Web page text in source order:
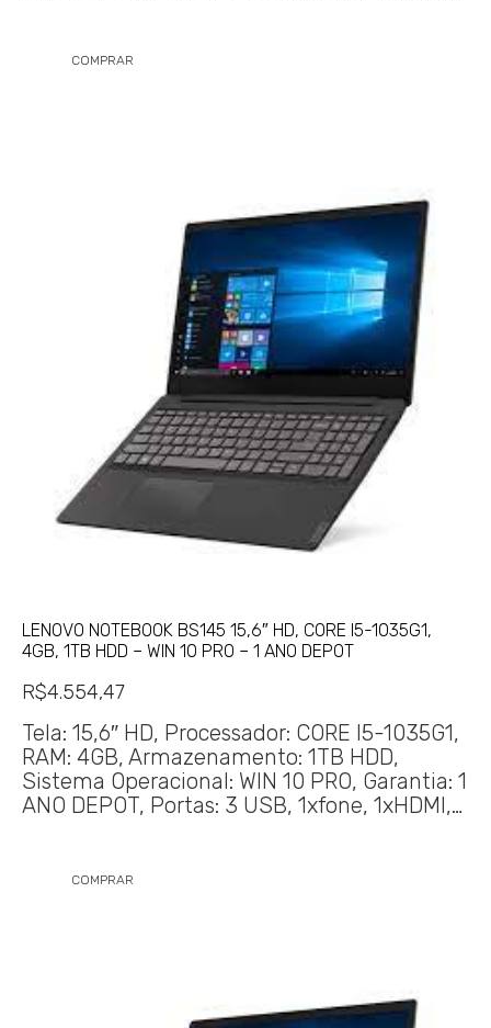
COMPRAR
LENOVO NOTEBOOK BS145 15,6″ HD, CORE I5-1035G1,
4GB, 1TB HDD – WIN 10 PRO – 1 ANO DEPOT
R$4.554,47
Tela: 15,6″ HD, Processador: CORE I5-1035G1,
RAM: 4GB, Armazenamento: 1TB HDD,
Sistema Operacional: WIN 10 PRO, Garantia: 1
ANO DEPOT, Portas: 3 USB, 1xfone, 1xHDMI,…
COMPRAR